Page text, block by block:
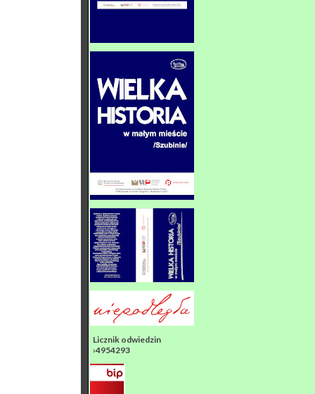
Licznik odwiedzin
›4954293